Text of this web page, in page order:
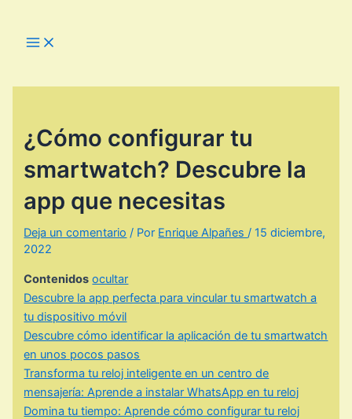
Main
Menu
¿Cómo configurar tu
smartwatch? Descubre la
app que necesitas
Deja un comentario / Por Enrique Alpañes/15 diciembre,
2022
Contenidos ocultar
Descubre la app perfecta para vincular tu smartwatch a
tu dispositivo móvil
Descubre cómo identificar la aplicación de tu smartwatch
en unos pocos pasos
Transforma tu reloj inteligente en un centro de
mensajería: Aprende a instalar WhatsApp en tu reloj
Domina tu tiempo: Aprende cómo configurar tu reloj